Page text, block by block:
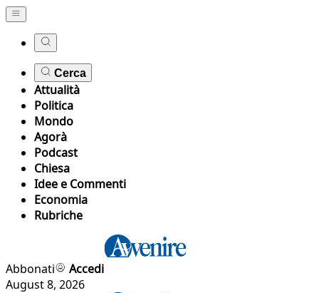
Cerca
Attualità
Politica
Mondo
Agorà
Podcast
Chiesa
Idee e Commenti
Economia
Rubriche
Abbonati
Accedi
August 8, 2026